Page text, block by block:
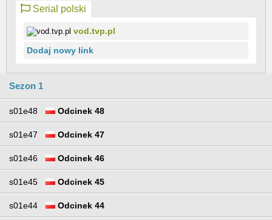
Serial polski
vod.tvp.pl
Dodaj nowy link
Sezon 1
s01e48 Odcinek 48
s01e47 Odcinek 47
s01e46 Odcinek 46
s01e45 Odcinek 45
s01e44 Odcinek 44